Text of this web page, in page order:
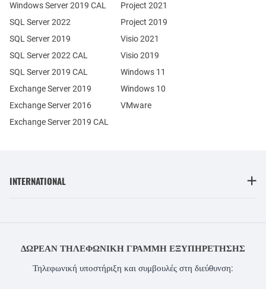
Exchange Server 2019
Exchange Server 2016
SQL Server 2022
SQL Server 2019
Windows Server 2019 CAL
SQL Server 2022 CAL
SQL Server 2019 CAL
Exchange Server 2019 CAL
Project 2021
Project 2019
Visio 2021
Visio 2019
Windows 11
Windows 10
VMware
INTERNATIONAL
ΔΩΡΕΆΝ ΤΗΛΕΦΩΝΙΚΉ ΓΡΑΜΜΉ ΕΞΥΠΗΡΈΤΗΣΗΣ
Τηλεφωνική υποστήριξη και συμβουλές στη διεύθυνση: